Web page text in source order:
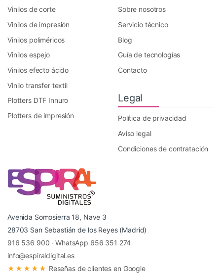
Vinilos de corte
Vinilos de impresión
Vinilos poliméricos
Vinilos espejo
Vinilos efecto ácido
Vinilo transfer textil
Plotters DTF Innuro
Plotters de impresión
Sobre nosotros
Servicio técnico
Blog
Guía de tecnologías
Contacto
Legal
Política de privacidad
Aviso legal
Condiciones de contratación
Avenida Somosierra 18, Nave 3
28703 San Sebastián de los Reyes (Madrid)
916 536 900 ·WhatsApp 656 351 274
info@espiraldigital.es
★★★★★ Reseñas de clientes en Google